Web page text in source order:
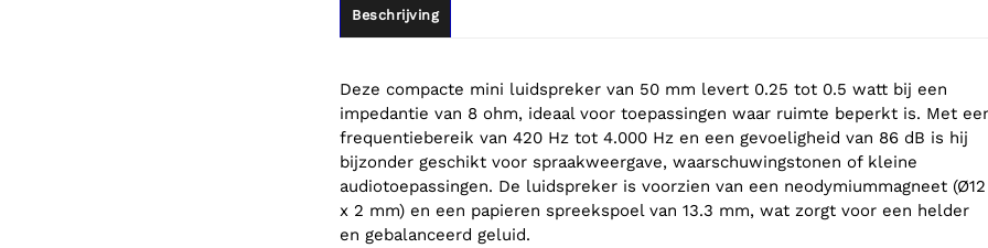
Beschrijving
Deze compacte mini luidspreker van 50 mm levert 0.25 tot 0.5 watt bij een
impedantie van 8 ohm, ideaal voor toepassingen waar ruimte beperkt is. Met
frequentiebereik van 420 Hz tot 4.000 Hz en een gevoeligheid van 86 dB is hij
bijzonder geschikt voor spraakweergave, waarschuwingstonen of kleine
audiotoepassingen. De luidspreker is voorzien van een neodymiummagneet (Ø12
x 2 mm) en een papieren spreekspoel van 13.3 mm, wat zorgt voor een helder
en gebalanceerd geluid.